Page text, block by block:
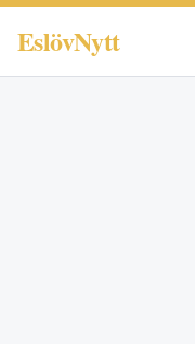
EslövNytt